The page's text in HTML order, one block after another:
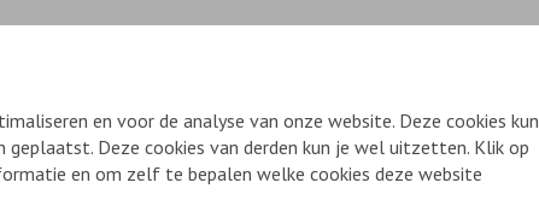
en voor de analyse van onze website. Deze cookies kun
Deze cookies van derden kun je wel uitzetten. Klik op
en om zelf te bepalen welke cookies deze website